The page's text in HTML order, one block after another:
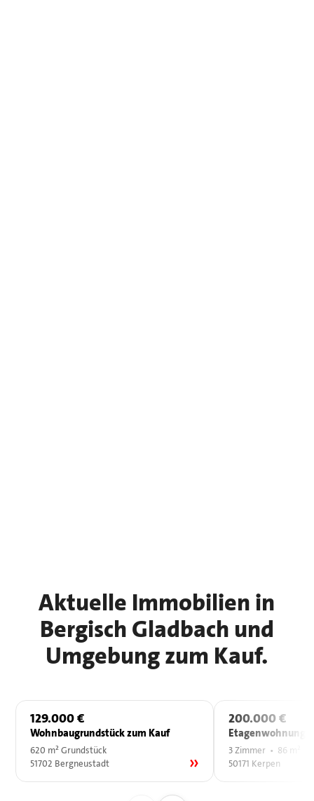
Aktuelle Immobilien in
Bergisch Gladbach und
Umgebung zum Kauf.
129.000 €
Wohnbaugrundstück zum Kauf
620 m² Grundstück
51702 Bergneustadt
200.000 €
Etagenwohnung
3 Zimmer • 86 m²
50171 Kerpen